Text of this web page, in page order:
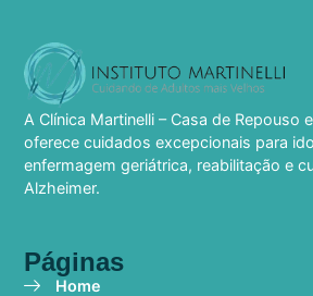
A Clínica Martinelli – Casa de Repouso
oferece cuidados excepcionais para
enfermagem geriátrica, reabilitação e
Alzheimer.
Páginas
Home